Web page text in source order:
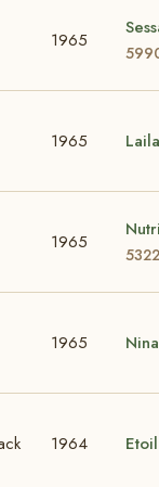
1965
1965
1965
5322
1965
1964